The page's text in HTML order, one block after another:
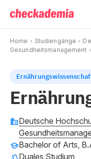
Home Studiengänge
Gesundheitsmanagement
Deutsche
Bachelor of Arts,
Duales Studium